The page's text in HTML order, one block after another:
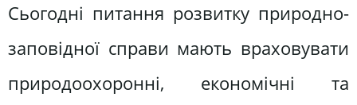
Сьогодні питання розвитку природно-
заповідної справи мають враховувати
природоохоронні, економічні та